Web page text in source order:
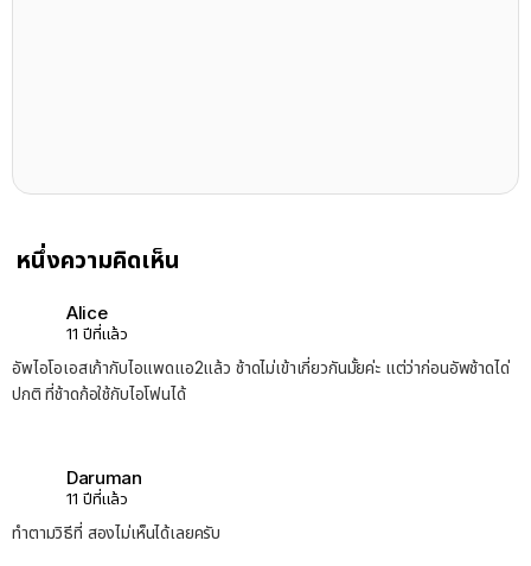
หนึ่งความคิดเห็น
Alice
11 ปีที่แล้ว
อัพไอโอเอสเก้ากับไอแพดแอ2แล้ว ช้าดไม่เข้าเกี่ยวกันมั้ยค่ะ แต่ว่าก่อนอัพช้าดได่
ปกติ ที่ช้าดก้อใช้กับไอโฟนได้
Daruman
11 ปีที่แล้ว
ทำตามวิธีที่ สองไม่เห็นได้เลยครับ